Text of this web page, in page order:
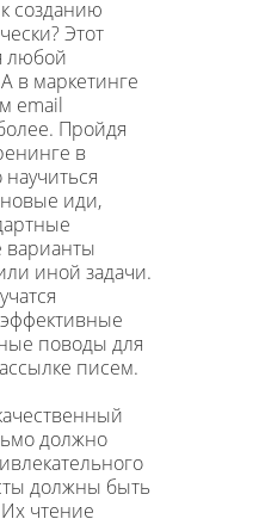
созданию
Этот
любой
в маркетинге
email
Пройдя
в
иди,
варианты
иной задачи.
поводы для
писем.
должно
должны быть
чтение